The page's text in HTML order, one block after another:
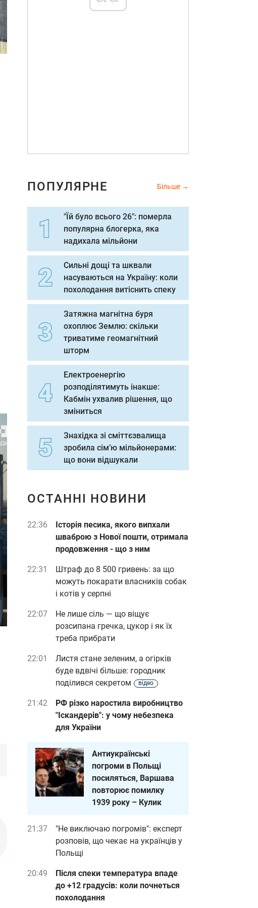
ПОПУЛЯРНЕ Більше
"Їй було всього 26": померла
популярна блогерка, яка
надихала мільйони
Сильні дощі та шквали
насуваються на Україну: коли
похолодання витіснить спеку
Затяжна магнітна буря
охоплює Землю: скільки
триватиме геомагнітний
шторм
Електроенергію
розподілятимуть інакше:
Кабмін ухвалив рішення, що
зміниться
Знахідка зі сміттєзвалища
зробила сім’ю мільйонерами:
що вони відшукали
ОСТАННІ НОВИНИ
22:36
Історія песика, якого випхали
шваброю з Нової пошти, отримала
продовження - що з ним
22:31
Штраф до 8 500 гривень: за що
можуть покарати власників собак
і котів у серпні
22:07
Не лише сіль — що віщує
розсипана гречка, цукор і як їх
треба прибрати
22:01
Листя стане зеленим, а огірків
буде вдвічі більше: городник
поділився секретом
відео
21:42
РФ різко наростила виробництво
"Іскандерів": у чому небезпека
для України
Антиукраїнські
погроми в Польщі
посиляться, Варшава
повторює помилку
1939 року – Кулик
21:37
"Не виключаю погромів": експерт
розповів, що чекає на українців у
Польщі
20:49
Після спеки температура впаде
до +12 градусів: коли почнеться
похолодання